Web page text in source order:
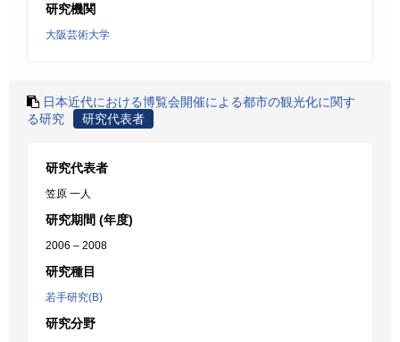
研究機関
大阪芸術大学
日本近代における博覧会開催による都市の観光化に関す
る研究
研究代表者
研究代表者
笠原 一人
研究期間 (年度)
2006 – 2008
研究種目
若手研究(B)
研究分野